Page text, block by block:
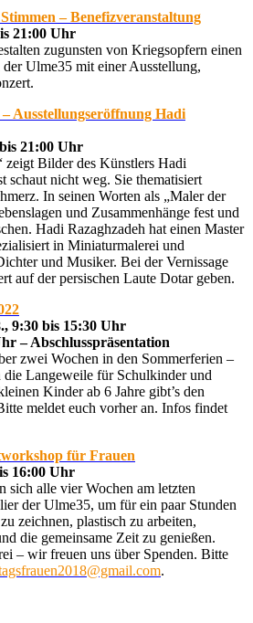
– Benefizveranstaltung
21:00 Uhr
zugunsten von Kriegsopfern einen
Ulme35 mit einer Ausstellung,
Ausstellungseröffnung Hadi
21:00 Uhr
zeigt Bilder des Künstlers Hadi
schaut nicht weg. Sie thematisiert
In seinen Worten als „Maler der
und Zusammenhänge fest und
Hadi Razaghzadeh hat einen Master
in Miniaturmalerei und
und Musiker. Bei der Vernissage
auf der persischen Laute Dotar geben.
9:30 bis 15:30 Uhr
– Abschlusspräsentation
zwei Wochen in den Sommerferien –
die Langeweile für Schulkinder und
Kinder ab 6 Jahre gibt’s den
meldet euch vorher an. Infos findet
für Frauen
16:00 Uhr
sich alle vier Wochen am letzten
der Ulme35, um für ein paar Stunden
zeichnen, plastisch zu arbeiten,
die gemeinsame Zeit zu genießen.
– wir freuen uns über Spenden. Bitte
.